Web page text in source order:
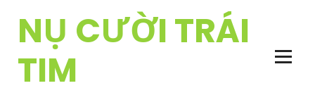
contentNỤ CƯỜI TRÁI
TIM